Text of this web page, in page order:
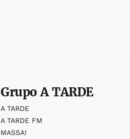
GrupoA TARDE
A TARDE
A TARDE FM
MASSA!